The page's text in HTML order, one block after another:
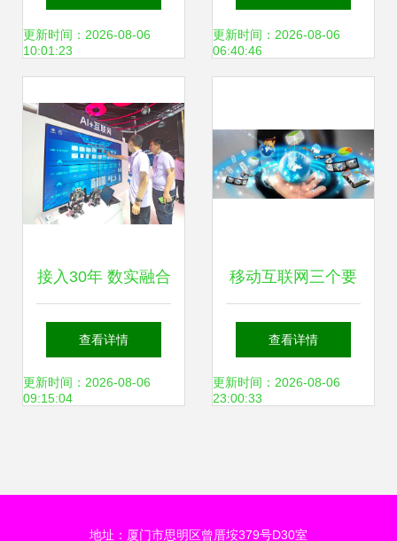
理论、开放与未来
更新时间：2026-08-06
10:01:23
链路的窘境
更新时间：2026-08-06
06:40:46
接入30年 数实融合
与人工智能的“类
人”进化
查看详情
更新时间：2026-08-06
09:15:04
移动互联网三个要
素与互联网接入及
相关服务的深度解
查看详情
更新时间：2026-08-06
23:00:33
地址：厦门市思明区曾厝垵379号D30室